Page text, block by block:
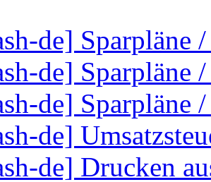
de] Sparpläne
de] Sparpläne
de] Sparpläne
de]
de] Drucken